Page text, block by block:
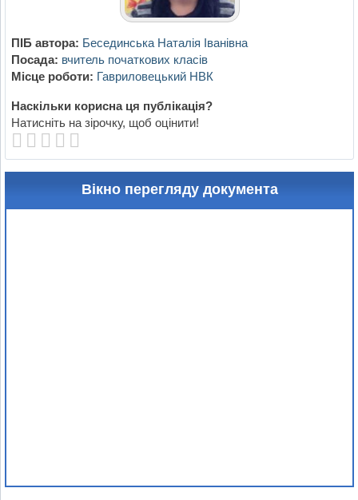
ПІБ автора: Бесединська Наталія Іванівна
Посада: вчитель початкових класів
Місце роботи: Гавриловецький НВК
Наскільки корисна ця публікація?
Натисніть на зірочку, щоб оцінити!
Вікно перегляду документа